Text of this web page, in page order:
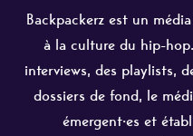
Backpackerz est un
à la culture du hip-
interviews, des playlists,
dossiers de fond, le
émergent·es et